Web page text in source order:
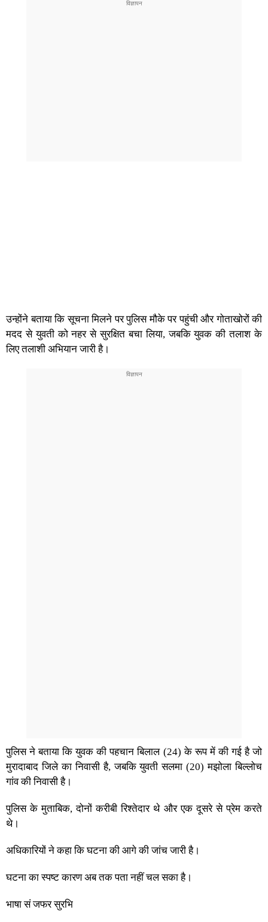
उन्होंने बताया कि सूचना मिलने पर पुलिस मौके पर पहुंची और गोताखोरों की
मदद से युवती को नहर से सुरक्षित बचा लिया, जबकि युवक की तलाश के
लिए तलाशी अभियान जारी है।
पुलिस ने बताया कि युवक की पहचान बिलाल (24) के रूप में की गई है जो
मुरादाबाद जिले का निवासी है, जबकि युवती सलमा (20) मझोला बिल्लोच
गांव की निवासी है।
पुलिस के मुताबिक, दोनों करीबी रिश्तेदार थे और एक दूसरे से प्रेम करते
थे।
अधिकारियों ने कहा कि घटना की आगे की जांच जारी है।
घटना का स्पष्ट कारण अब तक पता नहीं चल सका है।
भाषा सं जफर सुरभि